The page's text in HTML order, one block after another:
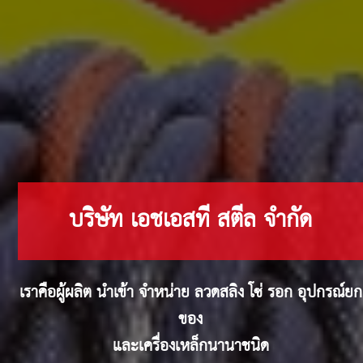
บริษัท เอชเอสที สตีล จำกัด
เราคือผู้ผลิต นำเข้า จำหน่าย ลวดสลิง โซ่ รอก อุปกรณ์ยก
ของ
และเครื่องเหล็กนานาชนิด